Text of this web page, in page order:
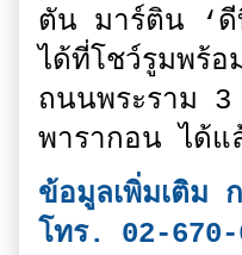
ตัน มาร์ติน ‘ดี
ได้ที่โชว์รูมพร้
ถนนพระราม
พารากอน ได้แ
ข้อมูลเพิ่มเติม
โทร. 02-670-